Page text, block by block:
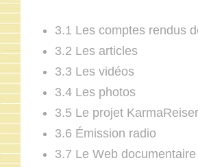
3.1 Les comptes rendus
3.2 Les articles
3.3 Les vidéos
3.4 Les photos
3.5 Le projet KarmaReiser
3.6 Émission radio
3.7 Le Web documentaire